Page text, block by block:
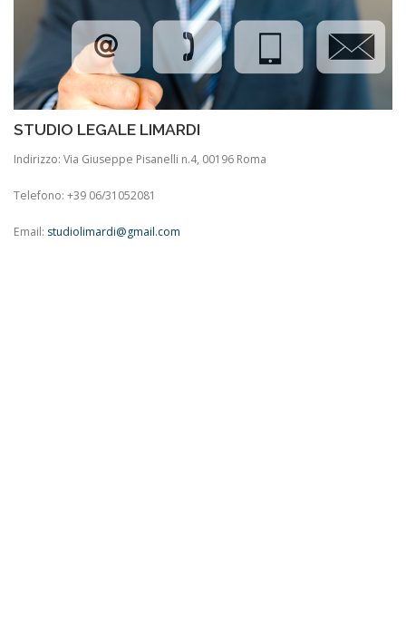
STUDIO LEGALE LIMARDI
Indirizzo: Via Giuseppe Pisanelli n.4, 00196 Roma
Telefono: +39 06/31052081
Email: studiolimardi@gmail.com